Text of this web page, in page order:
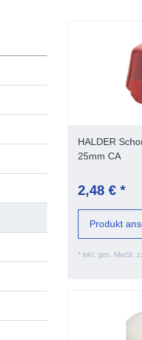
HALDER
25mm CA
2,48 € *
* inkl. ges. MwSt.
Produkt